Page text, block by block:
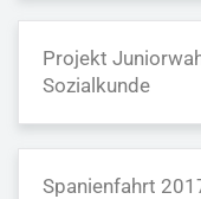
Projekt
Sozialkunde
Spanienfahrt